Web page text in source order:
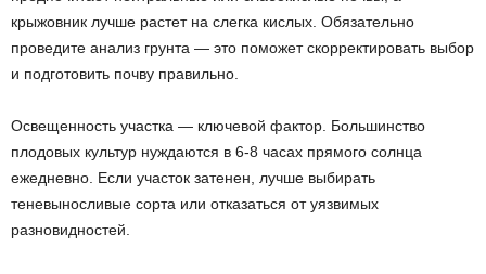
крыжовник лучше растет на слегка кислых. Обязательно
проведите анализ грунта — это поможет скорректировать выбор
и подготовить почву правильно.
Освещенность участка — ключевой фактор. Большинство
плодовых культур нуждаются в 6-8 часах прямого солнца
ежедневно. Если участок затенен, лучше выбирать
теневыносливые сорта или отказаться от уязвимых
разновидностей.